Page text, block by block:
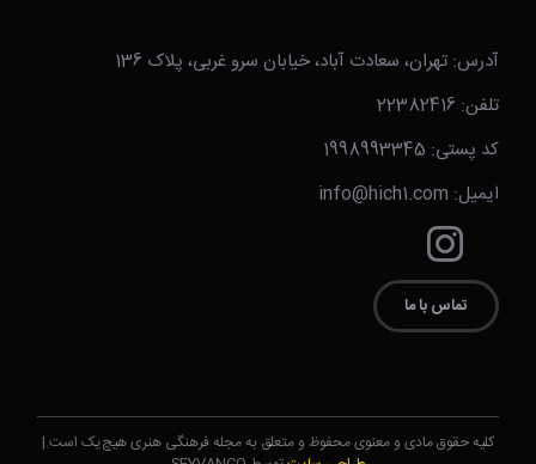
آدرس: تهران، سعادت آباد، خیابان سرو غربی، پلاک 136
تلفن: 22382416
کد پستی: 1998993345
ایمیل: info@hich1.com
تماس با ما
کلیه حقوق مادی و معنوی محفوظ و متعلق به مجله فرهنگی هنری هیچ‌یک است.|